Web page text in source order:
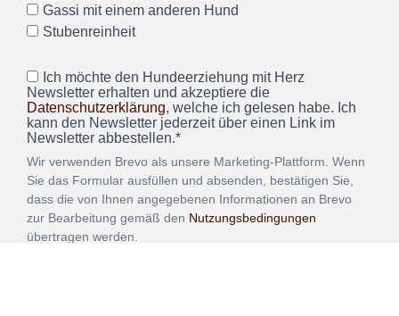
Gassi mit einem anderen Hund
Stubenreinheit
Ich möchte den Hundeerziehung mit Herz
Newsletter erhalten und akzeptiere die
Datenschutzerklärung, welche ich gelesen habe. Ich
kann den Newsletter jederzeit über einen Link im
Newsletter abbestellen.*
Wir verwenden Brevo als unsere Marketing-Plattform. Wenn
Sie das Formular ausfüllen und absenden, bestätigen Sie,
dass die von Ihnen angegebenen Informationen an Brevo
zur Bearbeitung gemäß den Nutzungsbedingungen
übertragen werden.